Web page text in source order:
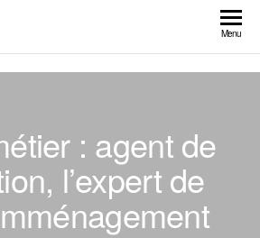
Menu
: agent de
l’expert de